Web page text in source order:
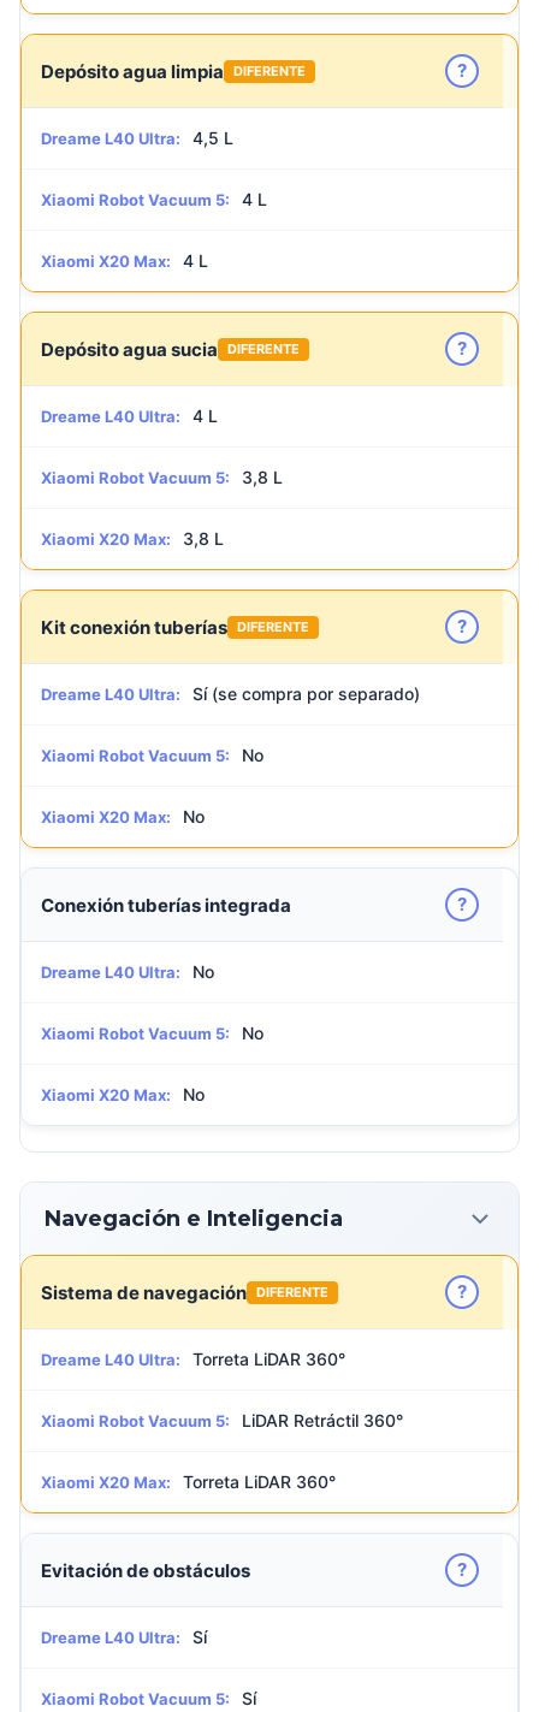
Depósito agua limpia DIFERENTE ?
Dreame L40 Ultra: 4,5 L
Xiaomi Robot Vacuum 5: 4 L
Xiaomi X20 Max: 4 L
Depósito agua sucia DIFERENTE ?
Dreame L40 Ultra: 4 L
Xiaomi Robot Vacuum 5: 3,8 L
Xiaomi X20 Max: 3,8 L
Kit conexión tuberías DIFERENTE ?
Dreame L40 Ultra: Sí (se compra por separado)
Xiaomi Robot Vacuum 5: No
Xiaomi X20 Max: No
Conexión tuberías integrada ?
Dreame L40 Ultra: No
Xiaomi Robot Vacuum 5: No
Xiaomi X20 Max: No
Navegación e Inteligencia
Sistema de navegación DIFERENTE ?
Dreame L40 Ultra: Torreta LiDAR 360°
Xiaomi Robot Vacuum 5: LiDAR Retráctil 360°
Xiaomi X20 Max: Torreta LiDAR 360°
Evitación de obstáculos ?
Dreame L40 Ultra: Sí
Xiaomi Robot Vacuum 5: Sí